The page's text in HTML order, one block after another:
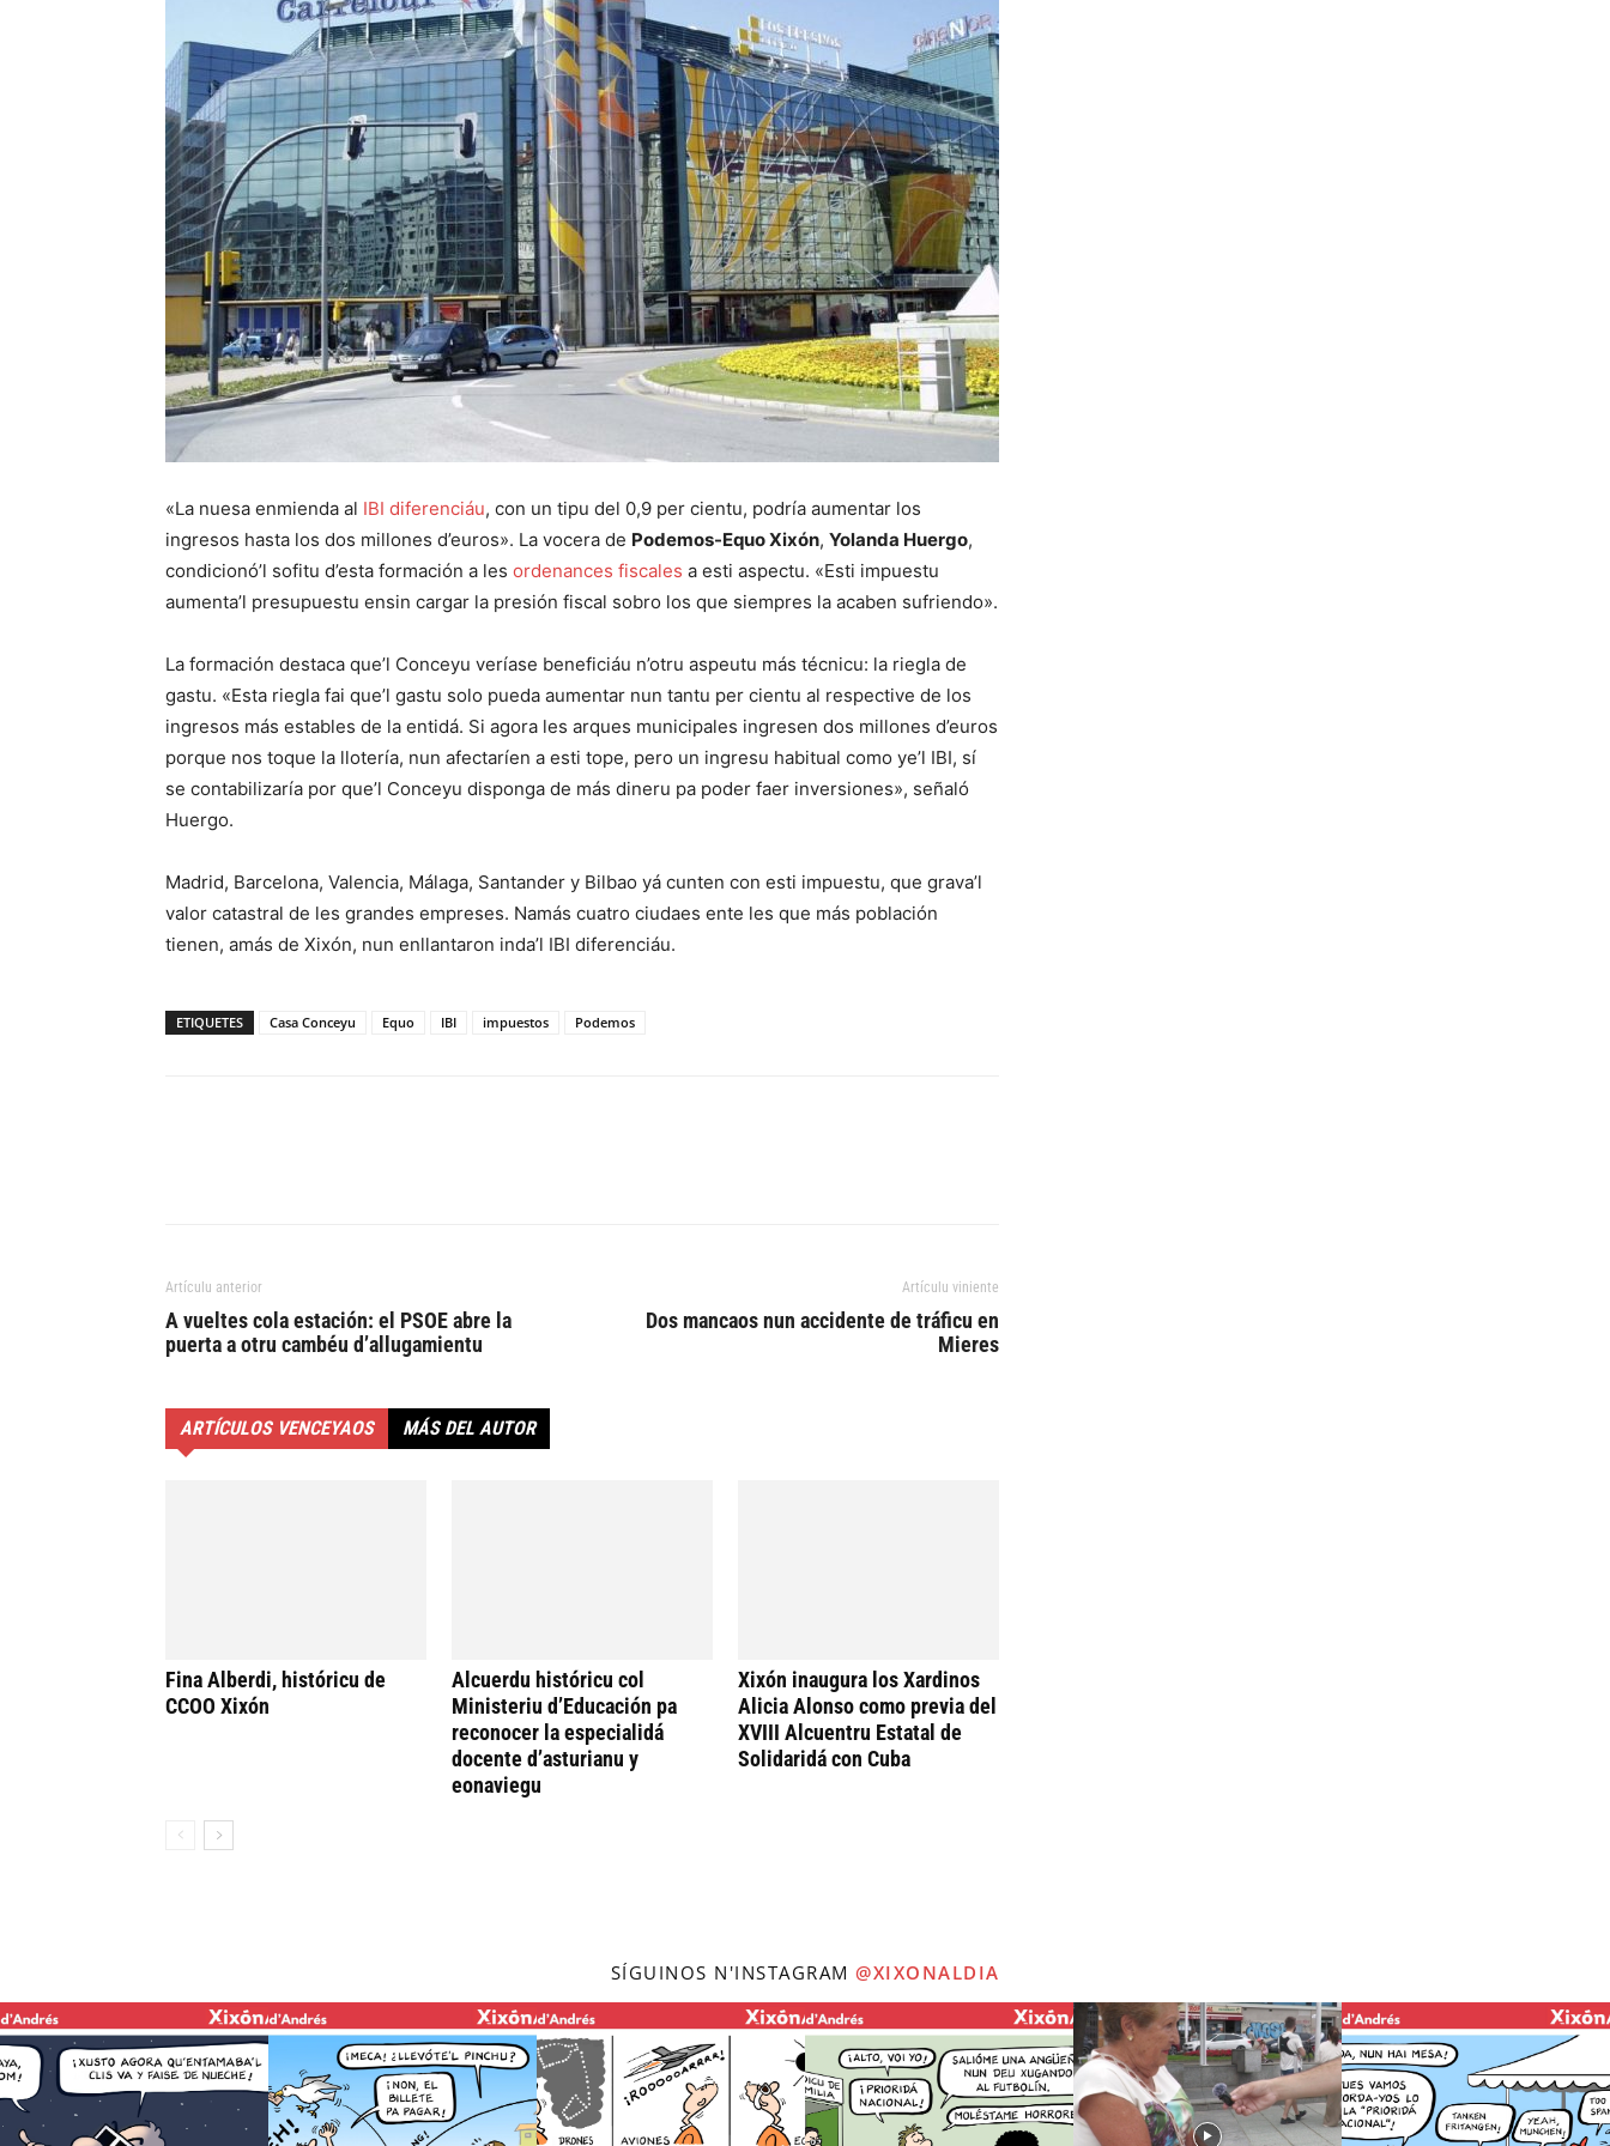
«La nuesa enmienda al IBI diferenciáu, con un tipu del 0,9 per cientu, podría aumentar los
ingresos hasta los dos millones d’euros». La vocera de Podemos-Equo Xixón, Yolanda Huergo,
condicionó’l sofitu d’esta formación a les ordenances fiscales a esti aspectu. «Esti impuestu
aumenta’l presupuestu ensin cargar la presión fiscal sobro los que siempres la acaben sufriendo».
La formación destaca que’l Conceyu veríase beneficiáu n’otru aspeutu más técnicu: la riegla de
gastu. «Esta riegla fai que’l gastu solo pueda aumentar nun tantu per cientu al respective de los
ingresos más estables de la entidá. Si agora les arques municipales ingresen dos millones d’euros
porque nos toque la llotería, nun afectaríen a esti tope, pero un ingresu habitual como ye’l IBI, sí
se contabilizaría por que’l Conceyu disponga de más dineru pa poder faer inversiones», señaló
Huergo.
Madrid, Barcelona, Valencia, Málaga, Santander y Bilbao yá cunten con esti impuestu, que grava’l
valor catastral de les grandes empreses. Namás cuatro ciudaes ente les que más población
tienen, amás de Xixón, nun enllantaron inda’l IBI diferenciáu.
ETIQUETES Casa Conceyu Equo IBI impuestos Podemos
Artículu anterior
A vueltes cola estación: el PSOE abre la
puerta a otru cambéu d’allugamientu
Artículu viniente
Dos mancaos nun accidente de tráficu en
Mieres
ARTÍCULOS VENCEYAOS MÁS DEL AUTOR
Fina Alberdi, históricu de
CCOO Xixón
Alcuerdu históricu col
Ministeriu d’Educación pa
reconocer la especialidá
docente d’asturianu y
eonaviegu
Xixón inaugura los Xardinos
Alicia Alonso como previa del
XVIII Alcuentru Estatal de
Solidaridá con Cuba
SÍGUINOS N'INSTAGRAM @XIXONALDIA